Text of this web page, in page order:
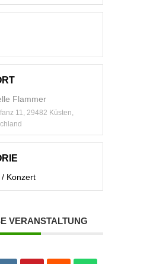
Flammer
11, 29482 Küsten,
/ Konzert
VERANSTALTUNG